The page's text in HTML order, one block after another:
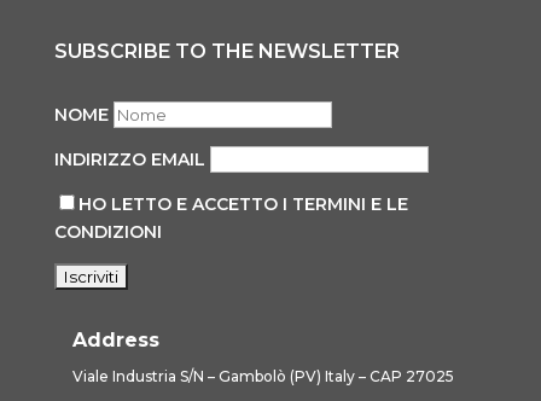
SUBSCRIBE TO THE NEWSLETTER
NOME
INDIRIZZO EMAIL
HO LETTO E ACCETTO I TERMINI E LE
CONDIZIONI
Address
Viale Industria S/N – Gambolò (PV) Italy – CAP 27025